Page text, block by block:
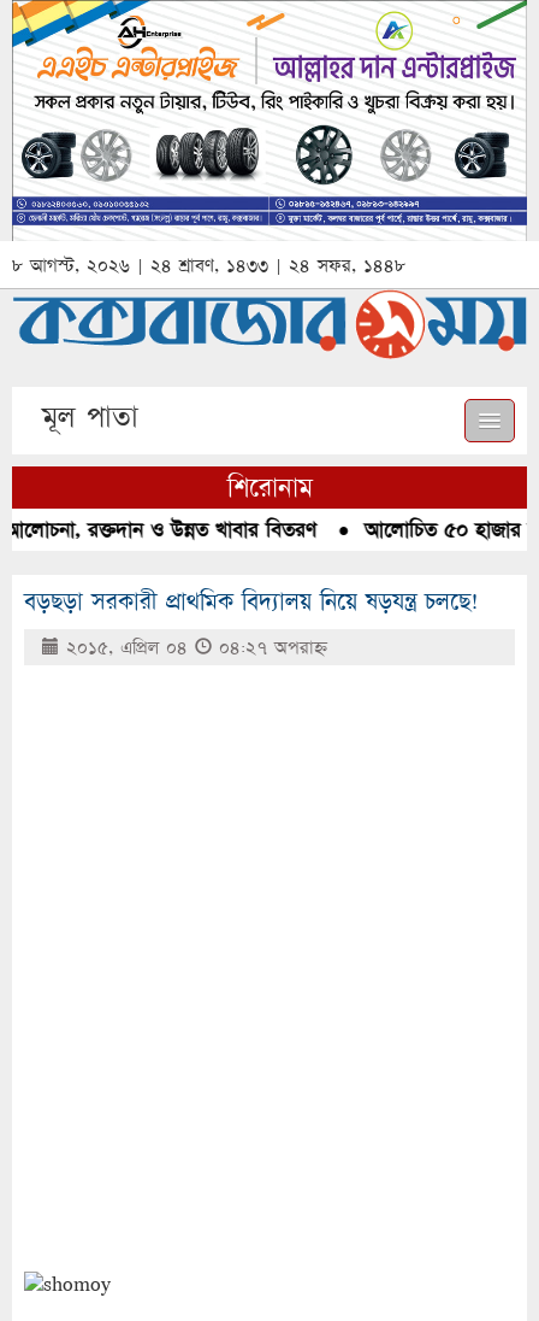
৮ আগস্ট, ২০২৬ | ২৪ শ্রাবণ, ১৪৩৩ | ২৪ সফর, ১৪৪৮
মূল পাতা
শিরোনাম
রক্তদান ও উন্নত খাবার বিতরণ● আলোচিত ৫০ হাজার
বড়ছড়া সরকারী প্রাথমিক বিদ্যালয় নিয়ে ষড়যন্ত্র চলছে!
২০১৫, এপ্রিল ০৪ ০৪:২৭ অপরাহ্ণ